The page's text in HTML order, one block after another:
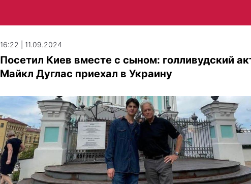
16:22 | 11.09.2024
Посетил Киев вместе с сыном: голливудский
Майкл Дуглас приехал в Украину